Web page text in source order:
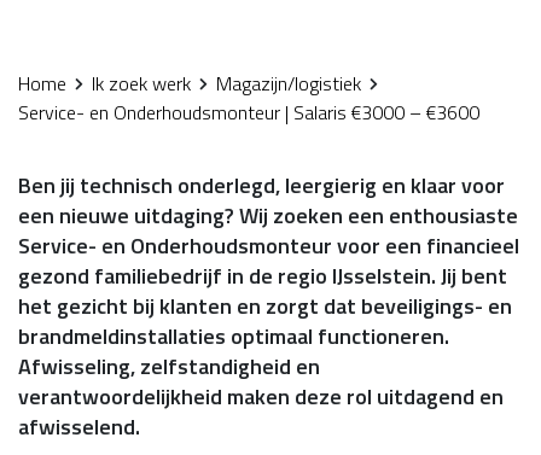
Home Ik zoek werk
Magazijn/logistiek
Service- en Onderhoudsmonteur | Salaris €3000 – €3600
Ben jij technisch onderlegd, leergierig en klaar voor
een nieuwe uitdaging? Wij zoeken een enthousiaste
Service- en Onderhoudsmonteur voor een financieel
gezond familiebedrijf in de regio IJsselstein. Jij bent
het gezicht bij klanten en zorgt dat beveiligings- en
brandmeldinstallaties optimaal functioneren.
Afwisseling, zelfstandigheid en
verantwoordelijkheid maken deze rol uitdagend en
afwisselend.